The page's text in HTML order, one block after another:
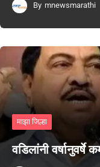
By mnewsmarathi
माझा जिल्हा
वडिलांनी